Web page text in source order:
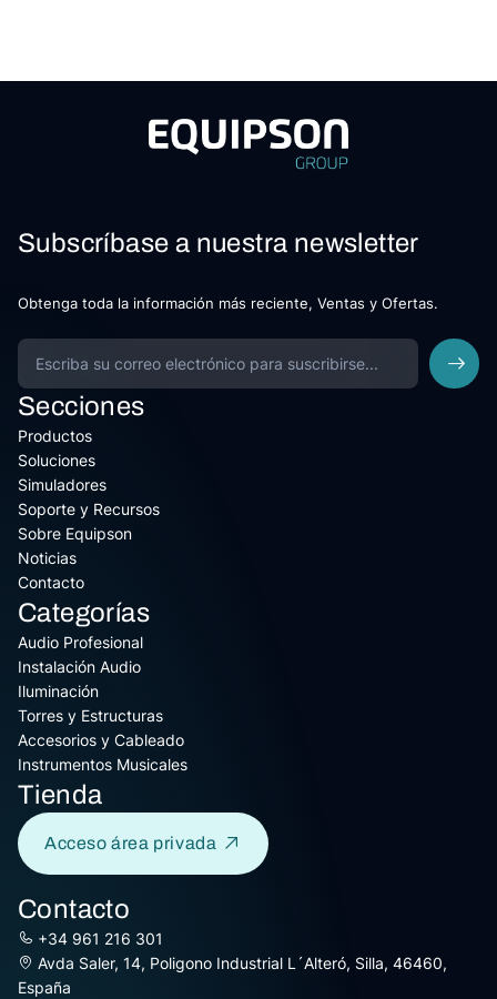
Subscríbase a nuestra newsletter
Obtenga toda la información más reciente, Ventas y Ofertas.
Secciones
Productos
Soluciones
Simuladores
Soporte y Recursos
Sobre Equipson
Noticias
Contacto
Categorías
Audio Profesional
Instalación Audio
Iluminación
Torres y Estructuras
Accesorios y Cableado
Instrumentos Musicales
Tienda
Acceso área privada
Contacto
+34 961 216 301
Avda Saler, 14, Poligono Industrial L´Alteró, Silla, 46460,
España